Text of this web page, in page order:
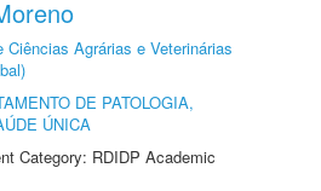
Ciências Agrárias e Veterinárias
DE PATOLOGIA,
ÚNICA
Category: RDIDP Academic